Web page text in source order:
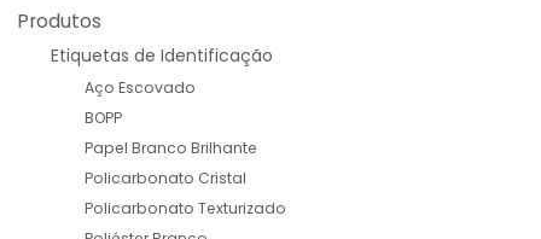
Produtos
Etiquetas de Identificação
Aço Escovado
BOPP
Papel Branco Brilhante
Policarbonato Cristal
Policarbonato Texturizado